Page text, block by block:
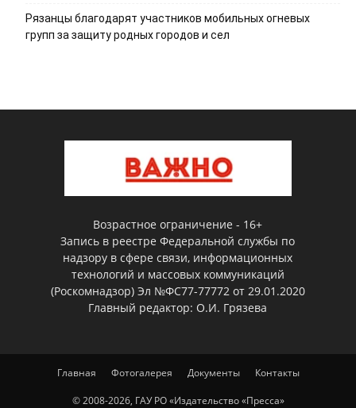
Рязанцы благодарят участников мобильных огневых
групп за защиту родных городов и сел
Возрастное ограничение - 16+
Запись в реестре Федеральной службы по
надзору в сфере связи, информационных
технологий и массовых коммуникаций
(Роскомнадзор) Эл №ФС77-77772 от 29.01.2020
Главный редактор: О.И. Грязева
Главная Фотогалерея Документы Контакты
© 2008-2026, ГАУ РО «Издательство «Пресса»